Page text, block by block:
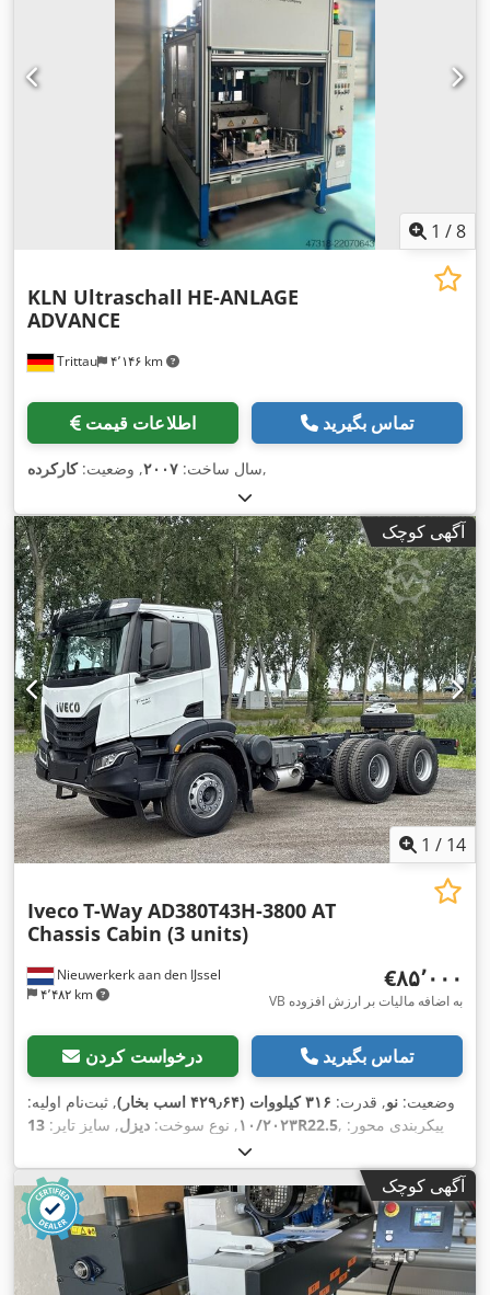
1 /8
Trittau ۴٬۱۴۶ km
KLN Ultraschall HE-ANLAGE
ADVANCE
اطلاعات قیمت تماس بگیرید
سال ساخت: ۲۰۰۷, وضعیت:کارکرده ,
آگهی کوچک
1 / 14
Nieuwerkerk aan den IJssel
۴٬۴۸۲ km
IvecoT-Way AD380T43H-3800 AT
Chassis Cabin (3 units)
‎€۸۵٬۰۰۰
VB به اضافه مالیات بر ارزش افزوده
درخواست کردن تماس بگیرید
وضعیت: نو, قدرت: ۳۱۶ کیلووات (۴۲۹٫۶۴ اسب بخار)
, ثبت‌نام اولیه:
۱۰/۲۰۲۳, نوع سوخت: دیزل, سایز تایر: 13R22.5 , پیکربندی محور:
مخزن سوخت:۲۹۰ ل , رنگ:سفید, کابین راننده:کابین روزانه, نوع
چرخ‌دنده: خودکار, کلاس انتشار:یورو ۳ , سیستم تعلیق: فولاد, طول
کل:۸٬۳۴۰ میلی‌متر , عرض کل:۲٬۵۰۰ میلی‌متر , ارتفاع کل:۳٬۱۴۰
میلی‌متر, سال ساخت: ۲۰۲۳ , تجهیزات: تهویه مطبوع ,
آگهی کوچک